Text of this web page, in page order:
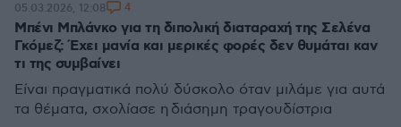
Μπένι Μπλάνκο για τη διπολική διαταραχή της Σελένα
Γκόμεζ: Έχει μανία και μερικές φορές δεν θυμάται καν
τι της συμβαίνει
Είναι πραγματικά πολύ δύσκολο όταν μιλάμε για αυτά
τα θέματα, σχολίασε η διάσημη τραγουδίστρια
05.03.2026, 12:08 4